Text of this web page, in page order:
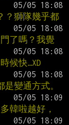
？獅隊幾乎都
了嗎？我覺
候快…XD
變通方式。
韓啦越好，